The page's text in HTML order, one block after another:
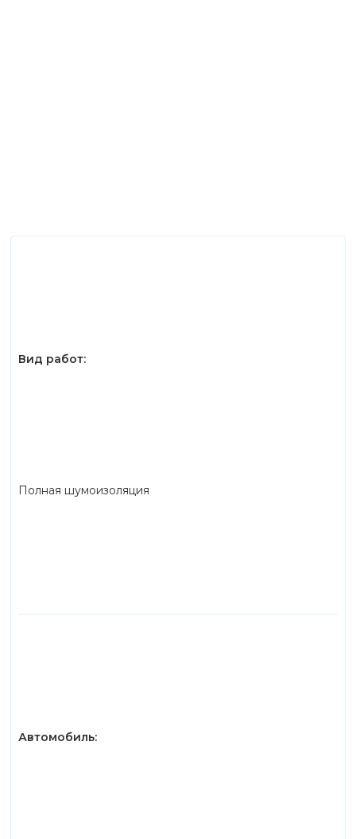
Вид работ:
Полная шумоизоляция
Автомобиль: